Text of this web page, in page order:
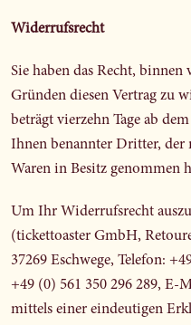
Widerrufsrecht
Sie haben das Recht, binnen
Gründen diesen Vertrag zu
beträgt vierzehn Tage ab
Ihnen benannter Dritter, der
Waren in Besitz genommen
Um Ihr Widerrufsrecht
(tickettoaster GmbH,
37269 Eschwege, Telefon:
+49 (0) 561 350 296 289, E-
mittels einer eindeutigen